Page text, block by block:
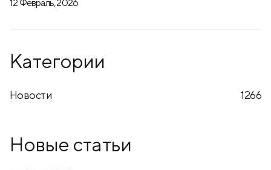
12 Февраль, 2026
Категории
Новости 1266
Новые статьи